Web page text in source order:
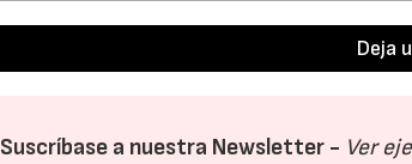
Deja
Suscríbase a nuestra Newsletter - Ver